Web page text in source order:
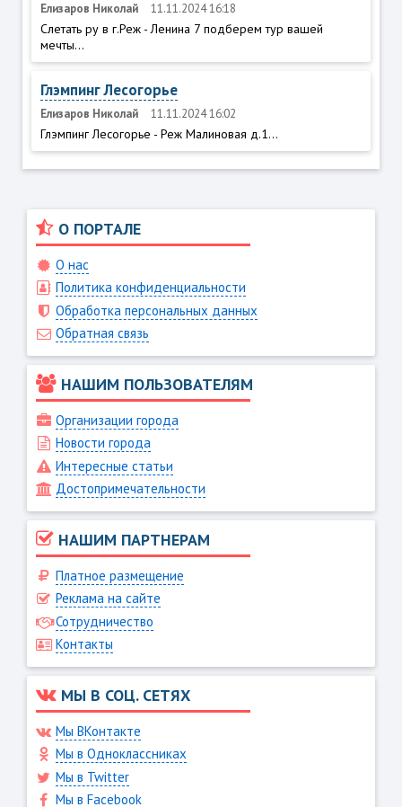
Елизаров Николай 11.11.2024 16:18
Слетать ру в г.Реж - Ленина 7 подберем тур вашей
мечты...
Глэмпинг Лесогорье
Елизаров Николай 11.11.2024 16:02
Глэмпинг Лесогорье - Реж Малиновая д.1...
О ПОРТАЛЕ
О нас
Политика конфиденциальности
Обработка персональных данных
Обратная связь
НАШИМ ПОЛЬЗОВАТЕЛЯМ
Организации города
Новости города
Интересные статьи
Достопримечательности
НАШИМ ПАРТНЕРАМ
Платное размещение
Реклама на сайте
Сотрудничество
Контакты
МЫ В СОЦ. СЕТЯХ
Мы ВКонтакте
Мы в Одноклассниках
Мы в Twitter
Мы в Facebook